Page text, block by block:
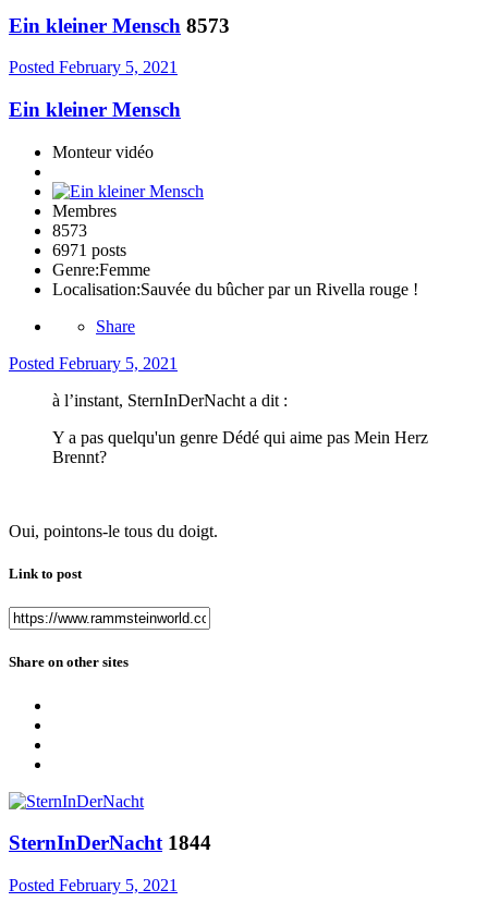
Ein kleiner Mensch 8573
Posted February 5, 2021
Ein kleiner Mensch
Monteur vidéo
Membres
8573
6971 posts
Genre:Femme
Localisation:Sauvée du bûcher par un Rivella rouge !
Share
Posted February 5, 2021
à l’instant, SternInDerNacht a dit :
Y a pas quelqu'un genre Dédé qui aime pas Mein Herz
Brennt?
Oui, pointons-le tous du doigt.
Link to post
Share on other sites
SternInDerNacht 1844
Posted February 5, 2021